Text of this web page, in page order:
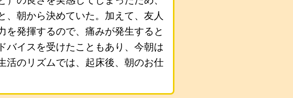
、朝から決めていた。加えて、友人
を発揮するので、痛みが発生すると
バイスを受けたこともあり、今朝は
活のリズムでは、起床後、朝のお仕